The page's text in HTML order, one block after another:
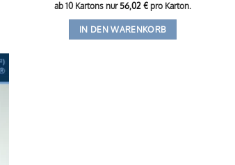
ab 10 Kartons nur56,02€ pro Karton.
IN DEN WARENKORB